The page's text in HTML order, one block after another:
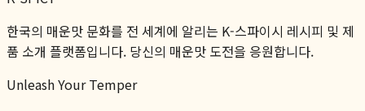
한국의 매운맛 문화를 전 세계에 알리는 K-스파이시 레시피 및 제
품 소개 플랫폼입니다. 당신의 매운맛 도전을 응원합니다.
Unleash Your Temper